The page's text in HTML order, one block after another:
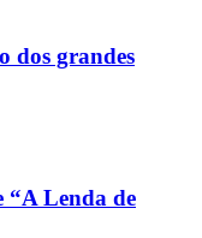
dos grandes
“A Lenda de